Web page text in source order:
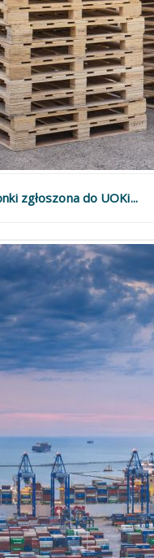
zgłoszona do UOKi...